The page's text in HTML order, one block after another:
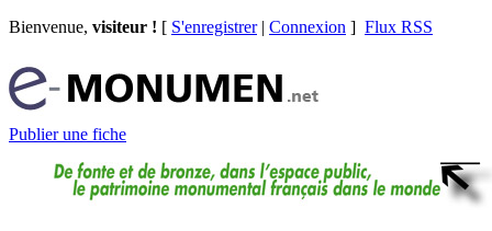
Bienvenue, visiteur ! [ S'enregistrer| Connexion ] Flux RSS
Publier une fiche